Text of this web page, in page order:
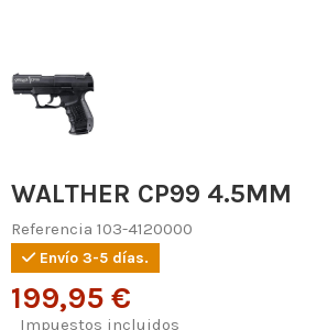
WALTHER CP99 4.5MM
Referencia 103-4120000
Envío 3-5 días.
199,95 €
Impuestos incluidos